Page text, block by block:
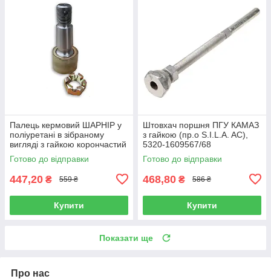
Палець кермовий ШАРНІР у
поліуретані в зібраному
вигляді з гайкою корончастий
КАМАЗ (пр.о S.I.L.A. AC),
774.5320-3414040
Готово до відправки
447,20 ₴ 559 ₴
Купити
Штовхач поршня ПГУ КАМАЗ
з гайкою (пр.о S.I.L.A. AC),
5320-1609567/68
Готово до відправки
468,80 ₴ 586 ₴
Купити
Показати ще
Про нас